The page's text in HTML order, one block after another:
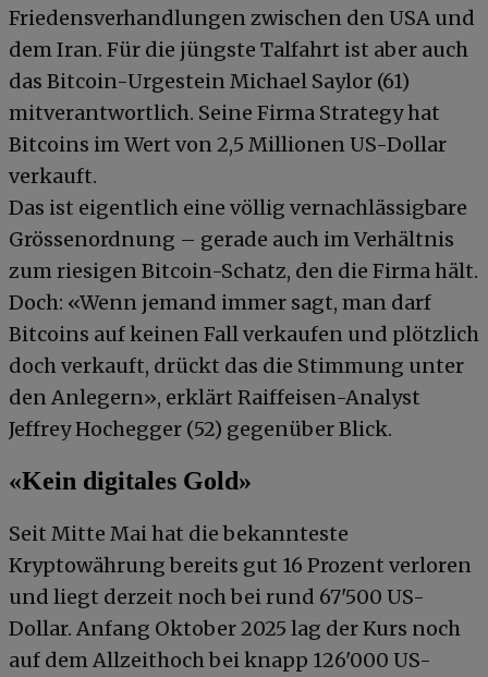
Friedensverhandlungen zwischen den USA und
dem Iran. Für die jüngste Talfahrt ist aber auch
das Bitcoin-Urgestein Michael Saylor (61)
mitverantwortlich. Seine Firma Strategy hat
Bitcoins im Wert von 2,5 Millionen US-Dollar
verkauft.
Das ist eigentlich eine völlig vernachlässigbare
Grössenordnung – gerade auch im Verhältnis
zum riesigen Bitcoin-Schatz, den die Firma hält.
Doch: «Wenn jemand immer sagt, man darf
Bitcoins auf keinen Fall verkaufen und plötzlich
doch verkauft, drückt das die Stimmung unter
den Anlegern», erklärt Raiffeisen-Analyst
Jeffrey Hochegger (52) gegenüber Blick.
«Kein digitales Gold»
Seit Mitte Mai hat die bekannteste
Kryptowährung bereits gut 16 Prozent verloren
und liegt derzeit noch bei rund 67'500 US-
Dollar. Anfang Oktober 2025 lag der Kurs noch
auf dem Allzeithoch bei knapp 126'000 US-